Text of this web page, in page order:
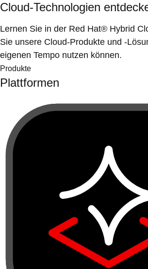
Cloud-Technologien
Lernen Sie in der Red Hat® Hybrid
Sie unsere Cloud-Produkte und -
eigenen Tempo nutzen können.
Produkte
Plattformen